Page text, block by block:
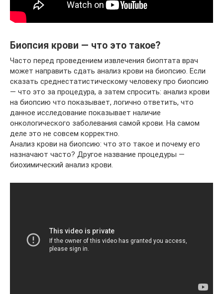
Биопсия крови — что это такое?
Часто перед проведением извлечения биоптата врач
может направить сдать анализ крови на биопсию. Если
сказать среднестатистическому человеку про биопсию
— что это за процедура, а затем спросить: анализ крови
на биопсию что показывает, логично ответить, что
данное исследование показывает наличие
онкологического заболевания самой крови. На самом
деле это не совсем корректно.
Анализ крови на биопсию: что это такое и почему его
назначают часто? Другое название процедуры —
биохимический анализ крови.